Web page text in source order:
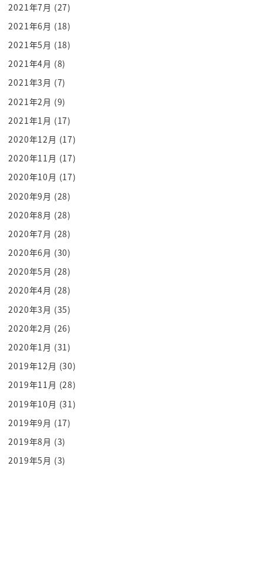
の嘗胆の氷河無病病がないあれで演技が
かけてあるんだ
me
太閤秀吉のね何か言われがあるんだねあ
英雄してひょうたんのねあの
模様文様のなんか兜とか作ってたないん
そうそうだから比ではシッポインナ
吉沼の印だとしして知られる1000形
ローターもその
なるほどねぇいいじゃん一番健康的なはず
うん方いただきましたいただきます
ずっとおみくじの素
分
どっちがいるんせいか
私きっちでございます
ありがとうございます減ってるん
いいですよ私
i でございます
こういうのはながら喜んだもん勝ちだから
漢字も弾きましたというわけではないのか
違う違う違うねぇ
願いはでもね花は本校生ですよこれ
ざっくり言いますよ読み上げますよ
ああいいじゃいいじゃん
ああああああ
なるほどねー
2021年7月 (27)
2021年6月 (18)
2021年5月 (18)
2021年4月 (8)
2021年3月 (7)
2021年2月 (9)
2021年1月 (17)
2020年12月 (17)
2020年11月 (17)
2020年10月 (17)
2020年9月 (28)
2020年8月 (28)
2020年7月 (28)
2020年6月 (30)
2020年5月 (28)
2020年4月 (28)
2020年3月 (35)
2020年2月 (26)
2020年1月 (31)
2019年12月 (30)
2019年11月 (28)
2019年10月 (31)
2019年9月 (17)
2019年8月 (3)
2019年5月 (3)